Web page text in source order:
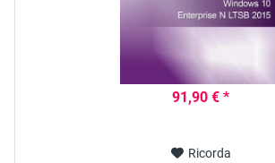
91,90 € *
Ricorda